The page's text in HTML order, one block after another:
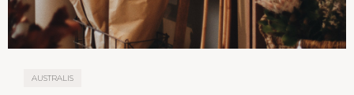
AUSTRALIS